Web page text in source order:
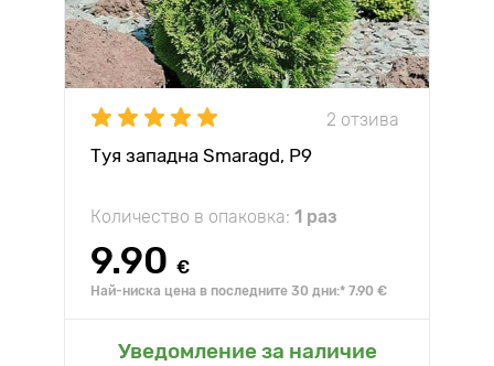
2 отзива
Туя западна Smaragd, Р9
Количество в опаковка: 1 раз
9.90 €
Най-ниска цена в последните 30 дни:* 7.90 €
Уведомление за наличие